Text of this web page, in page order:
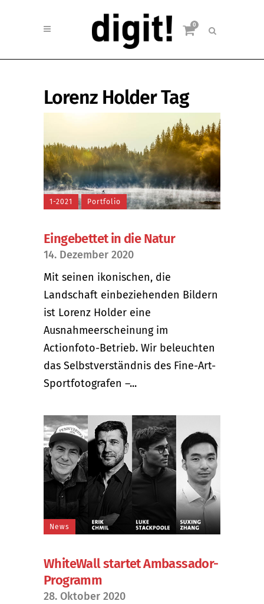
0
Lorenz Holder Tag
1-2021 Portfolio
Eingebettet in die Natur
14. Dezember 2020
Mit seinen ikonischen, die
Landschaft einbeziehenden Bildern
ist Lorenz Holder eine
Ausnahmeerscheinung im
Actionfoto-Betrieb. Wir beleuchten
das Selbstverständnis des Fine-Art-
Sportfotografen –...
News
WhiteWall startet Ambassador-
Programm
28. Oktober 2020